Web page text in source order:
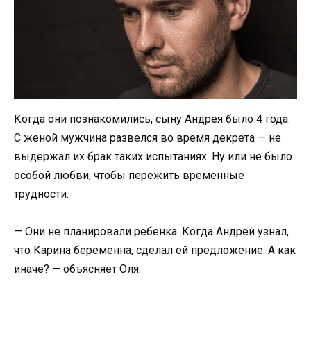
Когда они познакомились, сыну Андрея было 4 года.
С женой мужчина развелся во время декрета — не
выдержал их брак таких испытаниях. Ну или не было
особой любви, чтобы пережить временные
трудности.
— Они не планировали ребенка. Когда Андрей узнал,
что Карина беременна, сделал ей предложение. А как
иначе? — объясняет Оля.